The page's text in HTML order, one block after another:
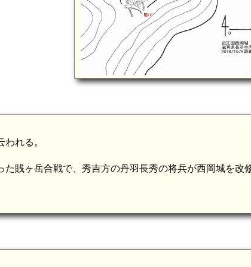
れる。
賎ヶ岳合戦で、秀吉方の丹羽長秀の将兵が西岡城を改